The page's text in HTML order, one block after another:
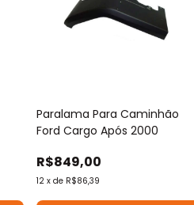
Paralama Para Caminhão
Ford Cargo Após 2000
R$849,00
12 xde R$86,39